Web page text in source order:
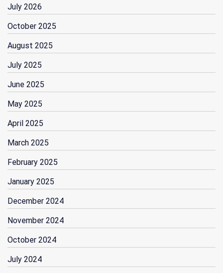
July 2026
October 2025
August 2025
July 2025
June 2025
May 2025
April 2025
March 2025
February 2025
January 2025
December 2024
November 2024
October 2024
July 2024